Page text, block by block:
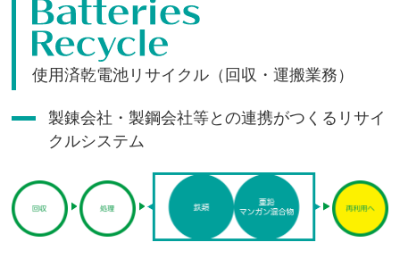
使用済乾電池リサイクル（回収・運搬業務）
製錬会社・製鋼会社等との連携がつくるリサイ
クルシステム